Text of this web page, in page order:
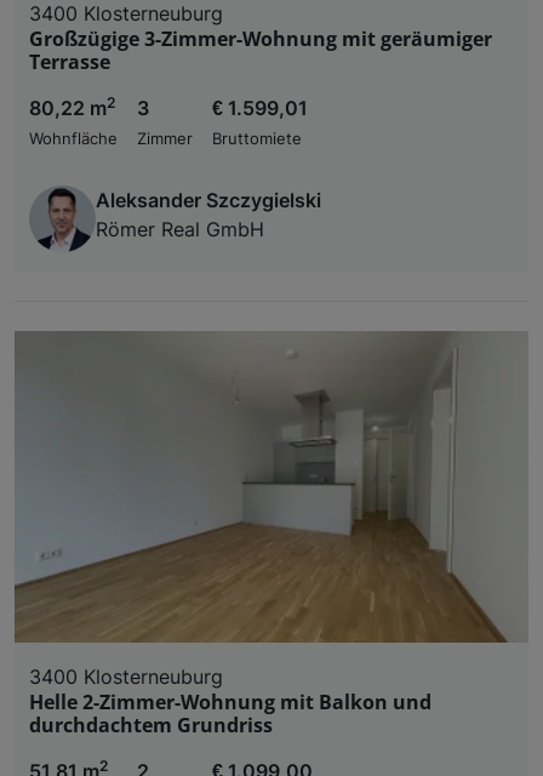
3400 Klosterneuburg
Großzügige 3-Zimmer-Wohnung mit geräumiger
Terrasse
80,22 m2
Wohnfläche
3
Zimmer
€ 1.599,01
Bruttomiete
Aleksander Szczygielski
Römer Real GmbH
3400 Klosterneuburg
Helle 2-Zimmer-Wohnung mit Balkon und
durchdachtem Grundriss
2